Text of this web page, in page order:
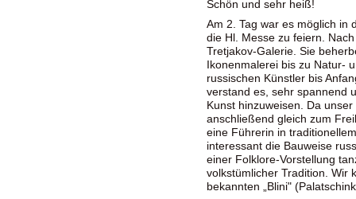
Schön und sehr heiß!
Am 2. Tag war es möglich in
die Hl. Messe zu feiern.
Tretjakov-Galerie. Sie
Ikonenmalerei bis zu Natur-
russischen Künstler bis
verstand es, sehr spannend
Kunst hinzuweisen. Da
anschließend gleich zum
eine Führerin in
interessant die Bauweise
einer Folklore-Vorstellung
volkstümlicher Tradition. Wir
bekannten „Blini"